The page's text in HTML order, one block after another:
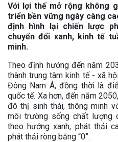
Với lợi thế mở rộng không
triển bền vững ngày càng
định hình lại chiến lược
chuyển đổi xanh, kinh tế
minh.
Theo định hướng đến năm
thành trung tâm kinh tế - xã
Đông Nam Á, đồng thời là
quốc tế. Xa hơn, đến năm
đô thị sinh thái, thông minh
môi trường sống chất lượng
theo hướng xanh, phát thải
phát thải ròng bằng “0”.